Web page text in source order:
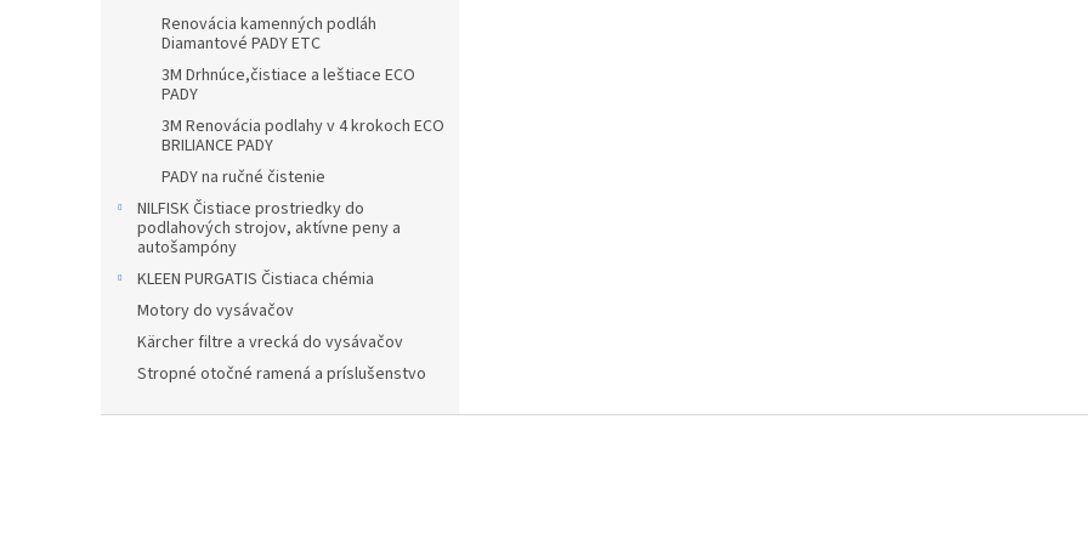
Renovácia kamenných podláh
Diamantové PADY ETC
3M Drhnúce,čistiace a leštiace ECO
PADY
3M Renovácia podlahy v 4 krokoch ECO
BRILIANCE PADY
PADY na ručné čistenie
NILFISK Čistiace prostriedky do
podlahových strojov, aktívne peny a
autošampóny
KLEEN PURGATIS Čistiaca chémia
Motory do vysávačov
Kärcher filtre a vrecká do vysávačov
Stropné otočné ramená a príslušenstvo